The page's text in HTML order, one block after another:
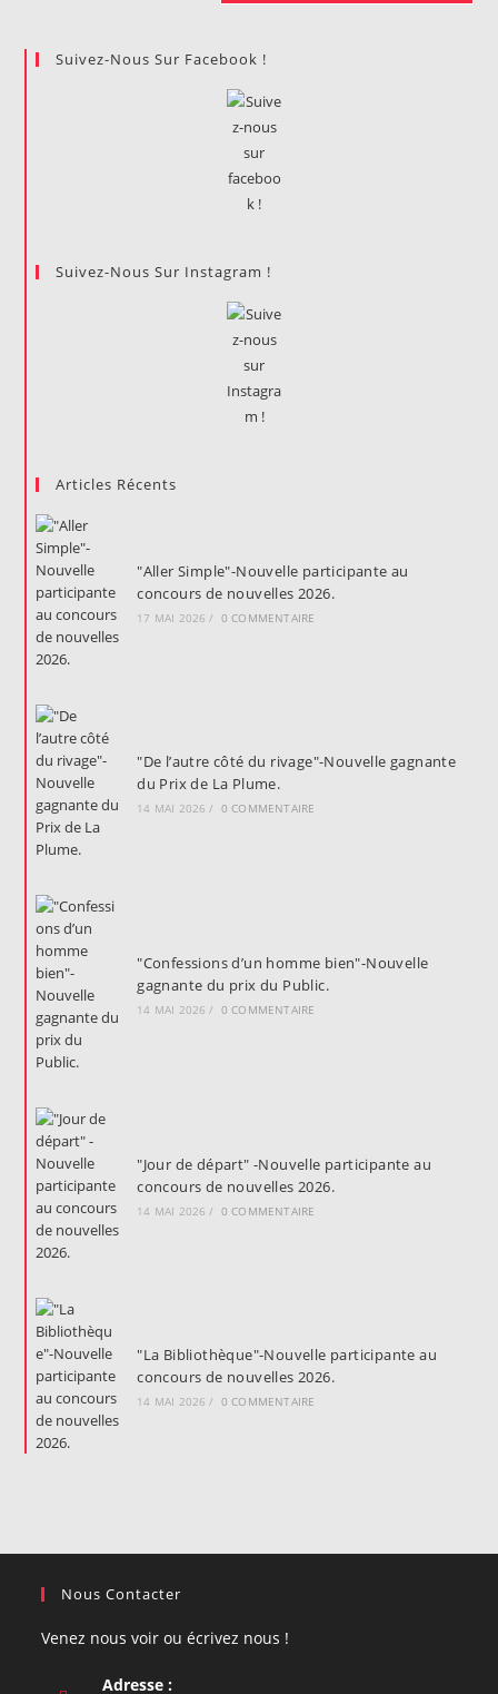
Suivez-Nous Sur Facebook !
Suivez-Nous Sur Instagram !
Articles Récents
"Aller Simple"-Nouvelle participante au
concours de nouvelles 2026.
17 MAI 2026 / 0 COMMENTAIRE
"De l’autre côté du rivage"-Nouvelle gagnante
du Prix de La Plume.
14 MAI 2026 / 0 COMMENTAIRE
"Confessions d’un homme bien"-Nouvelle
gagnante du prix du Public.
14 MAI 2026 / 0 COMMENTAIRE
"Jour de départ" -Nouvelle participante au
concours de nouvelles 2026.
14 MAI 2026 / 0 COMMENTAIRE
"La Bibliothèque"-Nouvelle participante au
concours de nouvelles 2026.
14 MAI 2026 / 0 COMMENTAIRE
Nous Contacter
Venez nous voir ou écrivez nous !
Adresse :